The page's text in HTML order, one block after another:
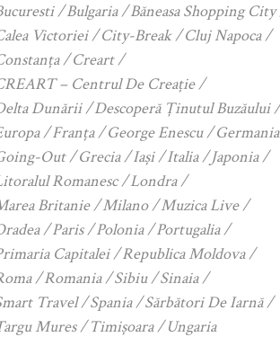
Bulgaria
Băneasa Shopping City
Victoriei
City-Break
Cluj Napoca
Creart
– Centrul De Creație
Dunării
Descoperă Ținutul Buzăului
Franța George Enescu
Germania
Out
Grecia Iași Italia
Japonia
Romanesc
Londra
Britanie
Milano
Muzica Live
Paris Polonia
Portugalia
Capitalei
Republica Moldova
Romania Sibiu
Sinaia
Travel
Spania
Sărbători De Iarnă
Mures
Timișoara Ungaria